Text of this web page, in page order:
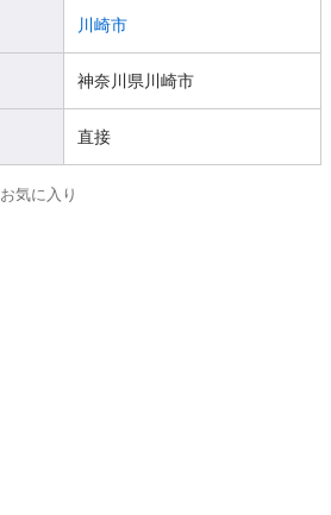
川崎市
神奈川県川崎市
直接
お気に入り